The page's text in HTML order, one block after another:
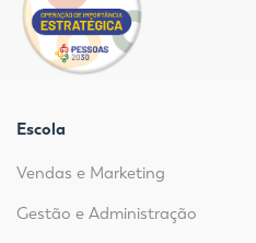
Escola
Vendas e Marketing
Gestão e Administração